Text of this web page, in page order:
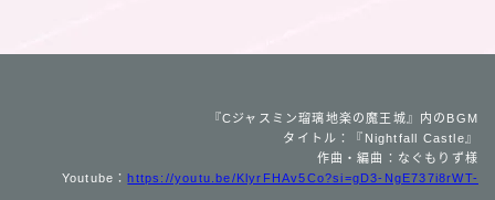
『Cジャスミン瑠璃地楽の魔王城』内のBGM
タイトル：『Nightfall Castle』
作曲・編曲：なぐもりず様
Youtube： https://youtu.be/KlyrFHAv5Co?si=gD3-NgE737i8rWT-